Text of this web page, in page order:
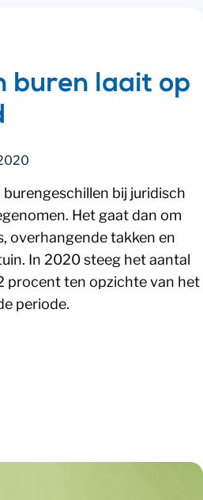
buren laait op
bij juridisch
Het gaat dan om
overhangende takken en
In 2020 steeg het aantal
procent ten opzichte van het
periode.